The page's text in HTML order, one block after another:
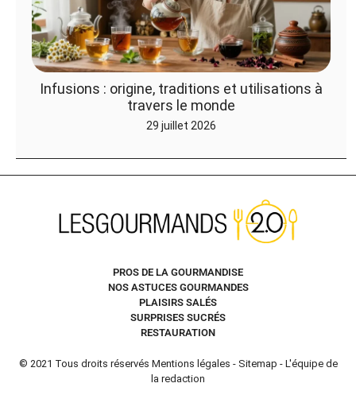
Infusions : origine, traditions et utilisations à
travers le monde
29 juillet 2026
PROS DE LA GOURMANDISE
NOS ASTUCES GOURMANDES
PLAISIRS SALÉS
SURPRISES SUCRÉS
RESTAURATION
© 2021 Tous droits réservés Mentions légales - Sitemap - L'équipe de
la redaction